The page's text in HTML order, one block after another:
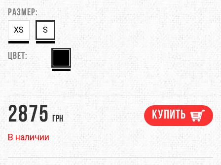
Размер:
XS S
Цвет:
2875 грн
В наличии
Купить